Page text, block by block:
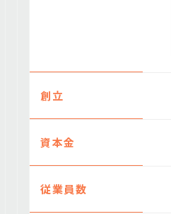
創立
資本金
従業員数